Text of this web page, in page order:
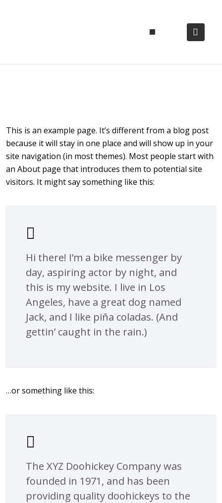
This is an example page. It’s different from a blog post
because it will stay in one place and will show up in your
site navigation (in most themes). Most people start with
an About page that introduces them to potential site
visitors. It might say something like this:
Hi there! I’m a bike messenger by
day, aspiring actor by night, and
this is my website. I live in Los
Angeles, have a great dog named
Jack, and I like piña coladas. (And
gettin’ caught in the rain.)
…or something like this:
The XYZ Doohickey Company was
founded in 1971, and has been
providing quality doohickeys to the